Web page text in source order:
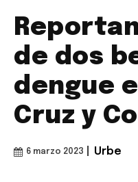
de dos
dengue
Cruz y
6 marzo 2023 Urbe